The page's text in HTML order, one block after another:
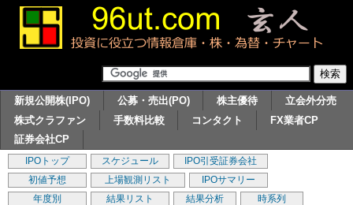
新規公開株(IPO) 公募・売出(PO) 株主優待
立会外分売
株式クラファン
手数料比較 コンタクト
FX業者CP
証券会社CP
IPOトップ スケジュール
IPO引受証券会社
初値予想
上場観測リスト
IPOサマリー
年度別
結果リスト 結果分析
時系列